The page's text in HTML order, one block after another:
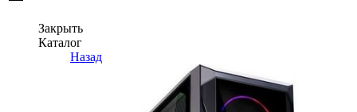
Закрыть
Каталог
Назад